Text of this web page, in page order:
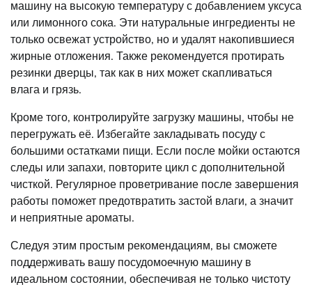
машину на высокую температуру с добавлением уксуса
или лимонного сока. Эти натуральные ингредиенты не
только освежат устройство, но и удалят накопившиеся
жирные отложения. Также рекомендуется протирать
резинки дверцы, так как в них может скапливаться
влага и грязь.
Кроме того, контролируйте загрузку машины, чтобы не
перегружать её. Избегайте закладывать посуду с
большими остатками пищи. Если после мойки остаются
следы или запахи, повторите цикл с дополнительной
чисткой. Регулярное проветривание после завершения
работы поможет предотвратить застой влаги, а значит
и неприятные ароматы.
Следуя этим простым рекомендациям, вы сможете
поддерживать вашу посудомоечную машину в
идеальном состоянии, обеспечивая не только чистоту